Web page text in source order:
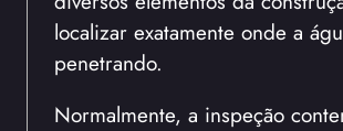
localizar exatamente onde a
penetrando.
Normalmente, a inspeção